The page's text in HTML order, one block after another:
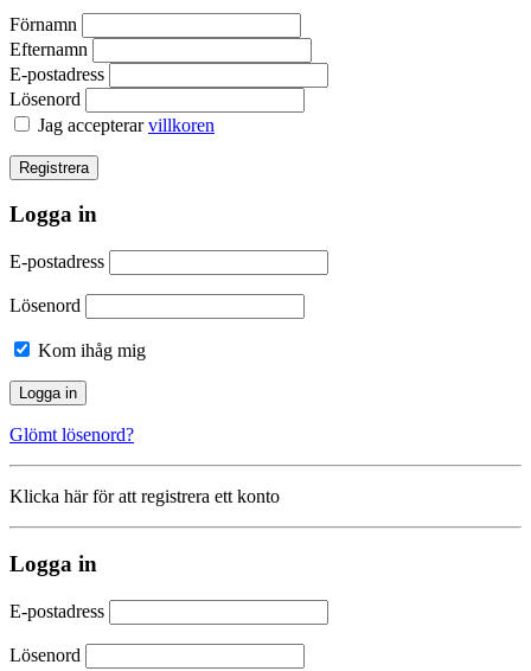
Förnamn
Efternamn
E-postadress
Lösenord
Jag accepterarvillkoren
Logga in
E-postadress
Lösenord
Kom ihåg mig
Glömt lösenord?
Klicka här för att registrera ett konto
Logga in
E-postadress
Lösenord